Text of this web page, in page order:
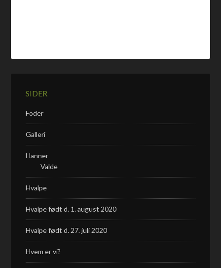
SIDER
Foder
Galleri
Hanner
Valde
Hvalpe
Hvalpe født d. 1. august 2020
Hvalpe født d. 27. juli 2020
Hvem er vi?